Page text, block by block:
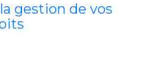
gestion de vos